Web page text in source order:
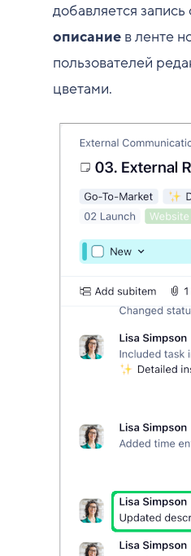
добавляется
описаниев ленте
пользователей
цветами.